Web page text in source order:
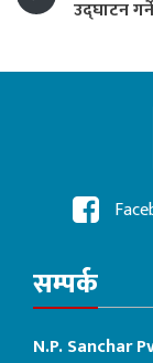
उद्घाटन गर्ने
सम्पर्क
N.P. Sanchar